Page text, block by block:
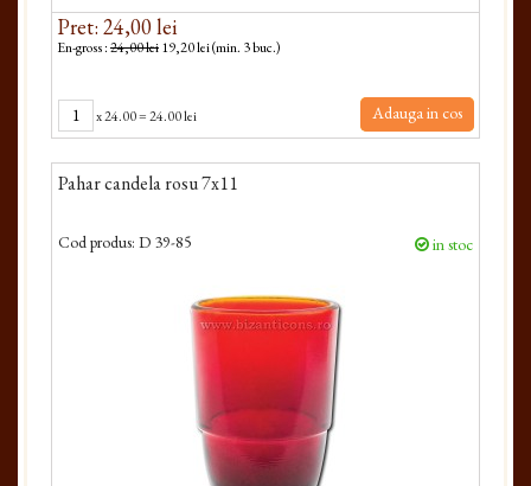
Pret: 24,00 lei
En-gross :24,00 lei19,20 lei (min. 3 buc.)
x24.00=24.00 lei Adauga in cos
Pahar candela rosu 7x11
Cod produs: D 39-85 in stoc